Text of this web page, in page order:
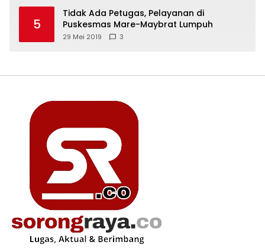
5
Tidak Ada Petugas, Pelayanan di
Puskesmas Mare-Maybrat Lumpuh
29 Mei 2019 3